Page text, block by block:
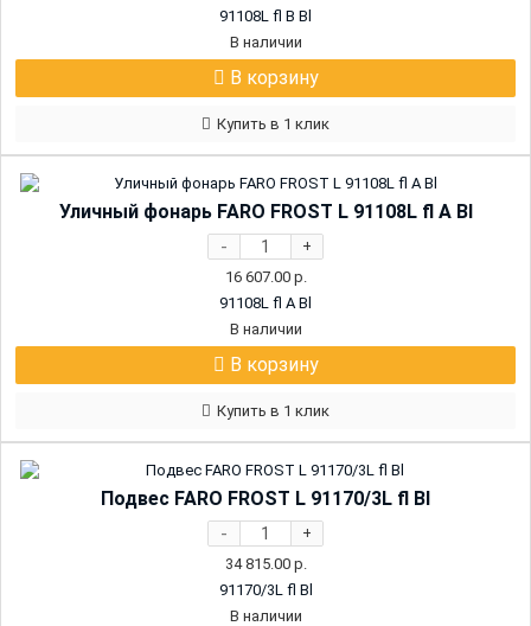
91108L fl B Bl
В наличии
В корзину
Купить в 1 клик
Уличный фонарь FARO FROST L 91108L fl A Bl
- +
16 607.00р.
91108L fl A Bl
В наличии
В корзину
Купить в 1 клик
Подвес FARO FROST L 91170/3L fl Bl
- +
34 815.00р.
91170/3L fl Bl
В наличии